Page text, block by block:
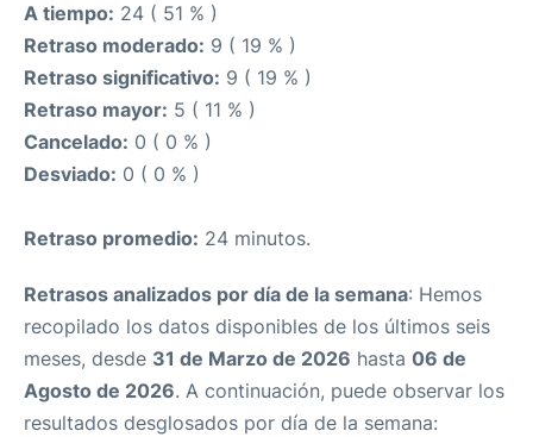
A tiempo: 24 ( 51 % )
Retraso moderado: 9 ( 19 % )
Retraso significativo: 9 ( 19 % )
Retraso mayor: 5 ( 11 % )
Cancelado: 0 ( 0 % )
Desviado: 0 ( 0 % )
Retraso promedio: 24 minutos.
Retrasos analizados por día de la semana: Hemos
recopilado los datos disponibles de los últimos seis
meses, desde 31 de Marzo de 2026 hasta 06 de
Agosto de 2026. A continuación, puede observar los
resultados desglosados por día de la semana: